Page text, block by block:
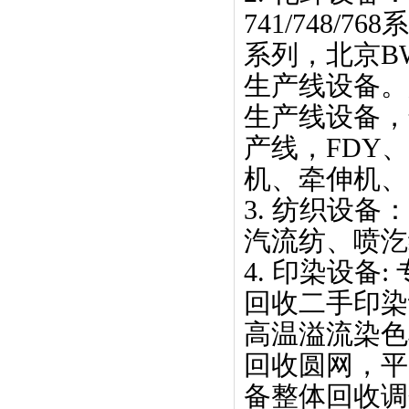
741/748/768
系列，北京
生产线设备
生产线设备
产线，FDY
机、牵伸机
3. 纺织设备
汽流纺、喷
4. 印染设备:
回收二手印
高温溢流染
回收圆网，
备整体回收